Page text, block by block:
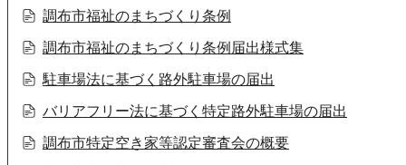
調布市福祉のまちづくり条例
調布市福祉のまちづくり条例届出様式集
駐車場法に基づく路外駐車場の届出
バリアフリー法に基づく特定路外駐車場の届出
調布市特定空き家等認定審査会の概要